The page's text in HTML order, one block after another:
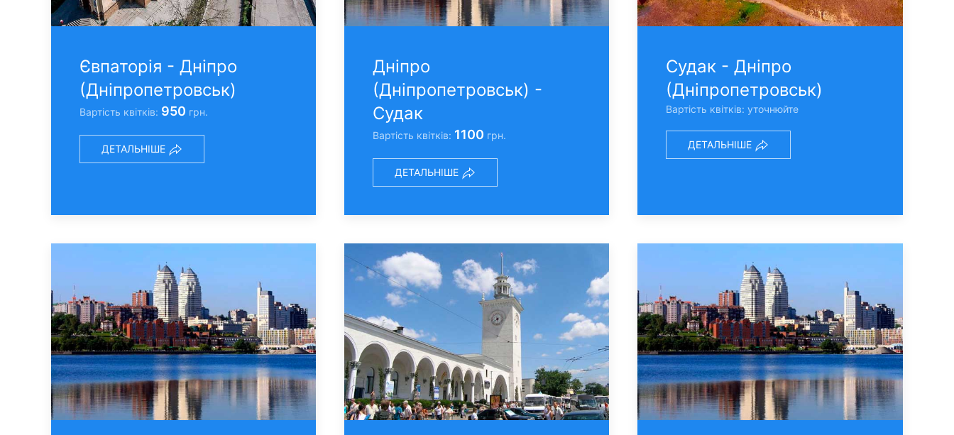
Євпаторія - Днiпро
(Днiпропетровськ)
Вартість квітків: 950 грн.
ДЕТАЛЬНІШЕ
Днiпро
(Днiпропетровськ) -
Судак
Вартість квітків: 1100 грн.
ДЕТАЛЬНІШЕ
Судак - Днiпро
(Днiпропетровськ)
Вартість квітків: уточнюйте
ДЕТАЛЬНІШЕ